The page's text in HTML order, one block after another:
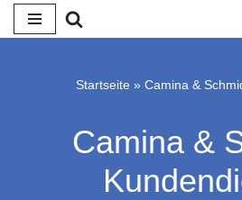
Startseite » Camina &
Camina &